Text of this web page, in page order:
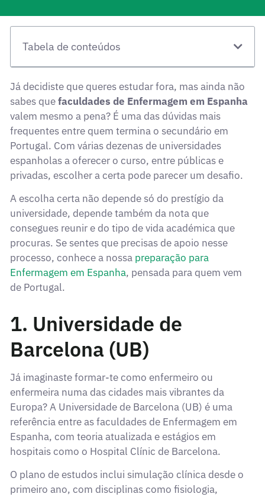
Tabela de conteúdos
Já decidiste que queres estudar fora, mas ainda não
sabes quefaculdades de Enfermagem em Espanha
valem mesmo a pena? É uma das dúvidas mais
frequentes entre quem termina o secundário em
Portugal. Com várias dezenas de universidades
espanholas a oferecer o curso, entre públicas e
privadas, escolher a certa pode parecer um desafio.
A escolha certa não depende só do prestígio da
universidade, depende também da nota que
consegues reunir e do tipo de vida académica que
procuras. Se sentes que precisas de apoio nesse
processo, conhece a nossa preparação para
Enfermagem em Espanha, pensada para quem vem
de Portugal.
1. Universidade de
Barcelona (UB)
Já imaginaste formar-te como enfermeiro ou
enfermeira numa das cidades mais vibrantes da
Europa? A Universidade de Barcelona (UB) é uma
referência entre as faculdades de Enfermagem em
Espanha, com teoria atualizada e estágios em
hospitais como o Hospital Clínic de Barcelona.
O plano de estudos inclui simulação clínica desde o
primeiro ano, com disciplinas como fisiologia,